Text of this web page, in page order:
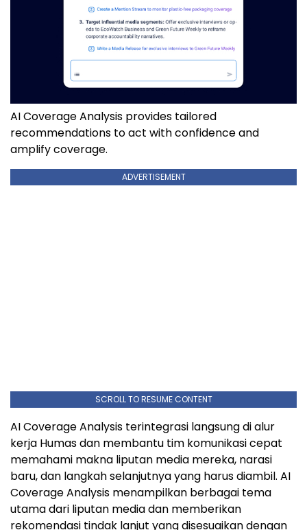
AI Coverage Analysis provides tailored
recommendations to act with confidence and
amplify coverage.
ADVERTISEMENT
SCROLL TO RESUME CONTENT
AI Coverage Analysis terintegrasi langsung di alur
kerja Humas dan membantu tim komunikasi cepat
memahami makna liputan media mereka, narasi
baru, dan langkah selanjutnya yang harus diambil. AI
Coverage Analysis menampilkan berbagai tema
utama dari liputan media dan memberikan
rekomendasi tindak lanjut yang disesuaikan dengan